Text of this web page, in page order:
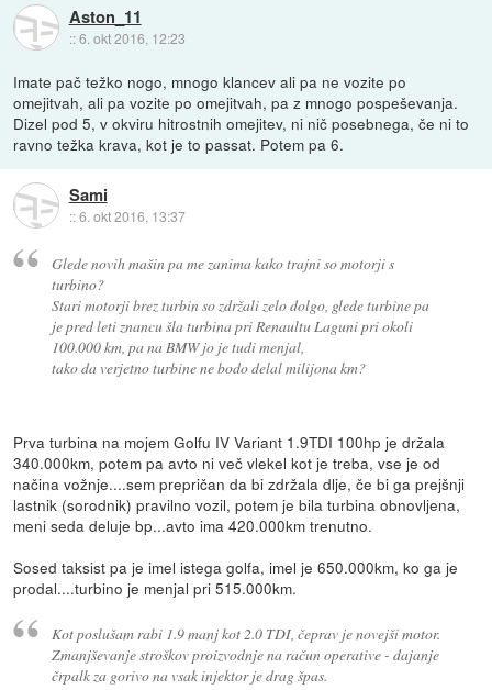
Aston_11
::6. okt 2016, 12:23
Imate pač težko nogo, mnogo klancev ali pa ne vozite po
omejitvah, ali pa vozite po omejitvah, pa z mnogo pospeševanja.
Dizel pod 5, v okviru hitrostnih omejitev, ni nič posebnega, če ni to
ravno težka krava, kot je to passat. Potem pa 6.
Sami
::6. okt 2016, 13:37
Glede novih mašin pa me zanima kako trajni so motorji s
turbino?
Stari motorji brez turbin so zdržali zelo dolgo, glede turbine pa
je pred leti znancu šla turbina pri Renaultu Laguni pri okoli
100.000 km, pa na BMW jo je tudi menjal,
tako da verjetno turbine ne bodo delal milijona km?
Prva turbina na mojem Golfu IV Variant 1.9TDI 100hp je držala
340.000km, potem pa avto ni več vlekel kot je treba, vse je od
načina vožnje....sem prepričan da bi zdržala dlje, če bi ga prejšnji
lastnik (sorodnik) pravilno vozil, potem je bila turbina obnovljena,
meni seda deluje bp...avto ima 420.000km trenutno.
Sosed taksist pa je imel istega golfa, imel je 650.000km, ko ga je
prodal....turbino je menjal pri 515.000km.
Kot poslušam rabi 1.9 manj kot 2.0 TDI, čeprav je novejši motor.
Zmanjševanje stroškov proizvodnje na račun operative - dajanje
črpalk za gorivo na vsak injektor je drag špas.